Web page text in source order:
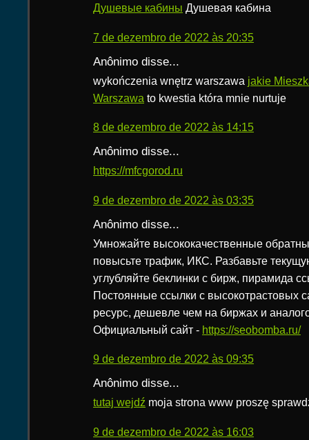
Душевые кабины Душевая кабина
7 de dezembro de 2022 às 20:35
Anônimo disse...
wykończenia wnętrz warszawa jakie
Warszawa to kwestia która mnie nurtuje
8 de dezembro de 2022 às 14:15
Anônimo disse...
https://mfcgorod.ru
9 de dezembro de 2022 às 03:35
Anônimo disse...
Умножайте высококачественные
повысьте трафик, ИКС. Разбавьте
углубляйте беклинки с бирж, пирамида
Постоянные ссылки с высокотрастовых
ресурс, дешевле чем на биржах и
Официальный сайт - https://seobomba.ru/
9 de dezembro de 2022 às 09:35
Anônimo disse...
tutaj wejdź moja strona www proszę
9 de dezembro de 2022 às 16:03